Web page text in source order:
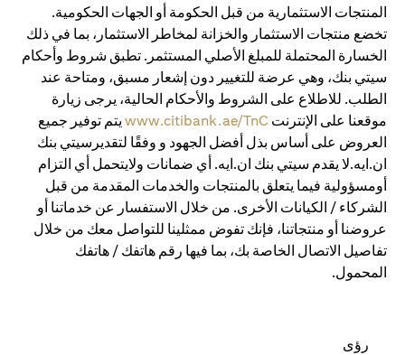
المنتجات الاستثمارية من قبل الحكومة أو الجهات الحكومية.
تخضع منتجات الاستثمار والخزانة لمخاطر الاستثمار، بما في ذلك
الخسارة المحتملة للمبلغ الأصلي المستثمر. تطبق شروط وأحكام
سيتي بنك، وهي عرضة للتغيير دون إشعار مسبق، ومتاحة عند
الطلب. للاطلاع على الشروط والأحكام الحالية، يرجى زيارة
موقعنا على الإنترنت www.citibank.ae/TnC يتم توفير جميع
العروض على أساس بذل أفضل الجهود و وفقًا لتقديرسيتي بنك
ان.ايه.لا يقدم سيتي بنك ان.ايه. أي ضمانات ولايتحمل أي التزام
أومسؤولية فيما يتعلق بالمنتجات والخدمات المقدمة من قبل
الشركاء / الكيانات الأخرى. من خلال الاستفسار عن خدماتنا أو
عروضنا أو منتجاتنا، فإنك تفوض ممثلينا للتواصل معك من خلال
تفاصيل الاتصال الخاصة بك، بما فيها رقم هاتفك / هاتفك
المحمول.
رؤى